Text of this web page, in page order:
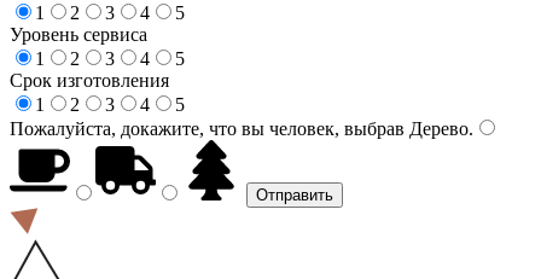
1
2 3 4
5
Уровень сервиса
1
2 3 4
5
Срок изготовления
1
2 3 4
5
Пожалуйста, докажите, что вы человек, выбрав Дерево.